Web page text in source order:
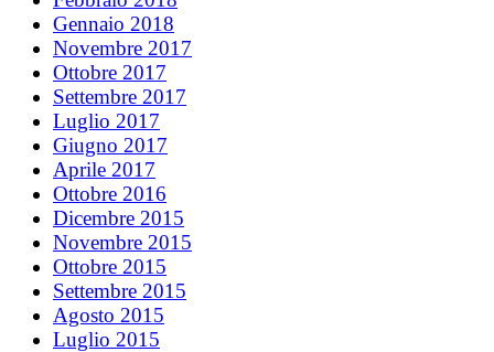
Gennaio 2018
Novembre 2017
Ottobre 2017
Settembre 2017
Luglio 2017
Giugno 2017
Aprile 2017
Ottobre 2016
Dicembre 2015
Novembre 2015
Ottobre 2015
Settembre 2015
Agosto 2015
Luglio 2015